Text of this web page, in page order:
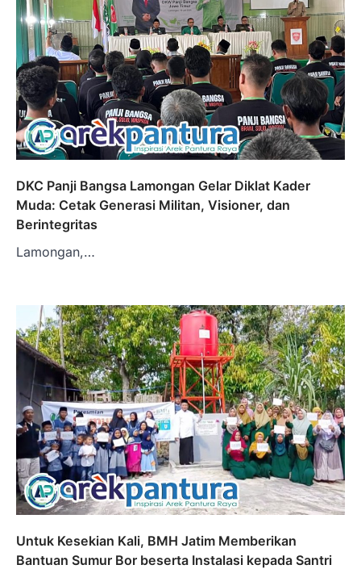
DKC Panji Bangsa Lamongan Gelar Diklat Kader
Muda: Cetak Generasi Militan, Visioner, dan
Berintegritas
Lamongan,…
Untuk Kesekian Kali, BMH Jatim Memberikan
Bantuan Sumur Bor beserta Instalasi kepada Santri